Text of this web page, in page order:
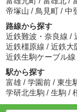
帝塚山 / 鳥見町 / 中
路線から探す
近鉄難波・奈良線 /
近鉄橿原線 / 近鉄大
近鉄生駒ケーブル線
駅から探す
富雄 / 学園前 / 東生
学研北生駒 / 生駒 /